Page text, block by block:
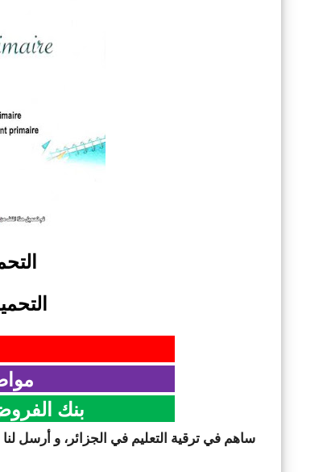
بنك
ساهم في ترقية التعليم في الجزائر، و أرسل